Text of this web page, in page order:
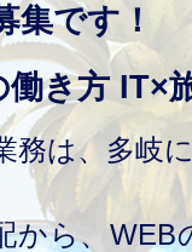
集です！
き方 IT×
務は、多岐
から、WEB